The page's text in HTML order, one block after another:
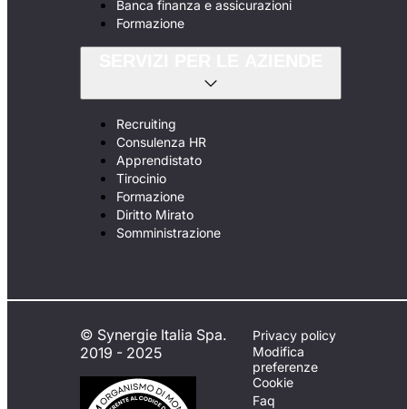
Banca finanza e assicurazioni
Formazione
Recruiting
Consulenza HR
Apprendistato
Tirocinio
Formazione
Diritto Mirato
Somministrazione
© Synergie Italia Spa.
2019 - 2025
Privacy policy
Modifica
preferenze
Cookie
Faq